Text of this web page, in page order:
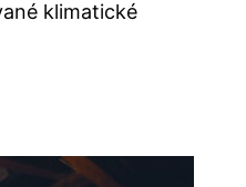
klimatické